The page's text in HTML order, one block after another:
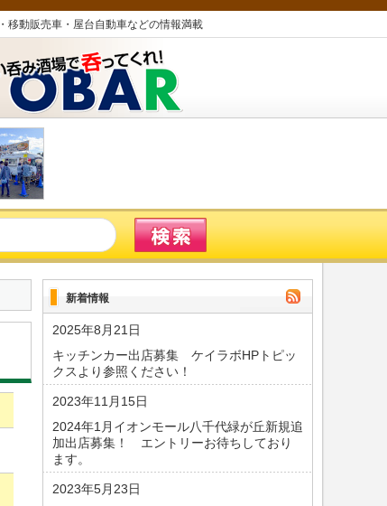
移動販売車・屋台自動車などの情報満載
新着情報
キッチンカー出店募集 ケイラボHPトピッ
クスより参照ください！
2025年8月21日
2024年1月イオンモール八千代緑が丘新規追
加出店募集！ エントリーお待ちしており
ます。
2023年11月15日
2023年5月23日